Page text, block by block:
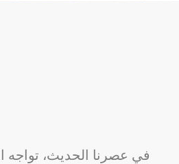
في عصرنا الحديث، تواجه